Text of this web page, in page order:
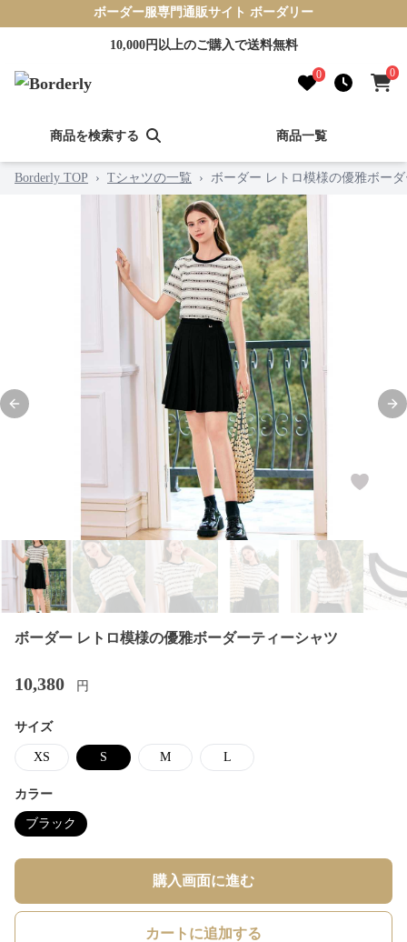
ボーダー服専門通販サイト ボーダリー
10,000円以上のご購入で送料無料
0 0
商品を検索する 商品一覧
Borderly TOP › Tシャツの一覧 › ボーダー レトロ模様の優雅ボー
Previous slide
ボーダー レトロ模様の優雅ボーダーティーシャツ
10,380 円
サイズ
XS S M L
カラー
ブラック
購入画面に進む
カートに追加する